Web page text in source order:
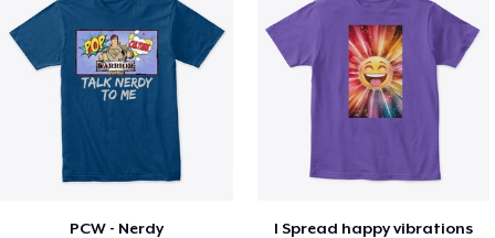
PCW - Nerdy I Spread happy vibrations